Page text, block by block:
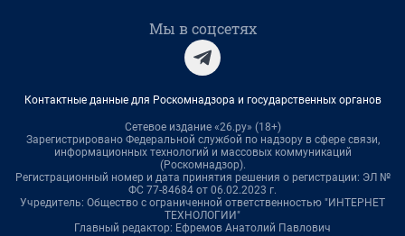
Мы в соцсетях
Контактные данные для Роскомнадзора и государственных органов
Сетевое издание «26.ру» (18+)
Зарегистрировано Федеральной службой по надзору в сфере связи,
информационных технологий и массовых коммуникаций
(Роскомнадзор).
Регистрационный номер и дата принятия решения о регистрации: ЭЛ №
ФС 77-84684 от 06.02.2023 г.
Учредитель: Общество с ограниченной ответственностью "ИНТЕРНЕТ
ТЕХНОЛОГИИ"
Главный редактор: Ефремов Анатолий Павлович